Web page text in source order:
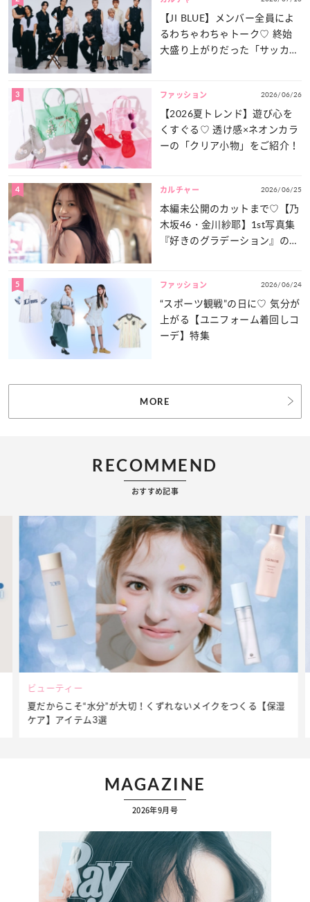
【JI BLUE】メンバー全員によ
るわちゃわちゃトーク♡ 終始
大盛り上がりだった「サッカー
3 ファッション 2026/06/26
【2026夏トレンド】遊び心を
くすぐる♡ 透け感×ネオンカラ
ーの「クリア小物」をご紹介！
4 カルチャー 2026/06/25
本編未公開のカットまで♡【乃
木坂46・金川紗耶】1st写真集
『好きのグラデーション』の魅
5 ファッション 2026/06/24
“スポーツ観戦”の日に♡ 気分が
上がる【ユニフォーム着回しコ
ーデ】特集
MORE
RECOMMEND
おすすめ記事
ビューティー
夏だからこそ“水分”が大切！くずれないメイクをつくる【保湿
ケア】アイテム3選
MAGAZINE
2026年9月号